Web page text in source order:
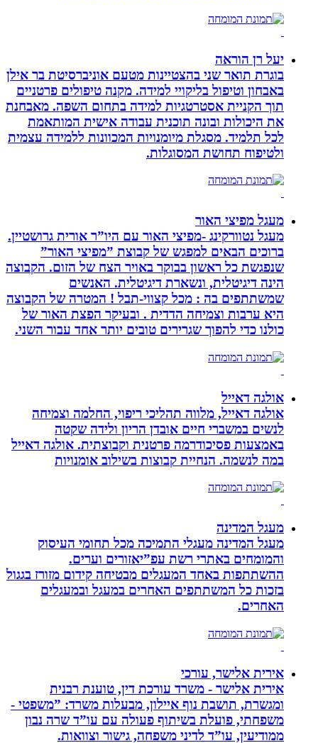
יעל רן הוראה
בוגרת תואר שני בהצטיינות מטעם אוניברסיטת בר אילן
באבחון וטיפול בליקויי למידה. מקנה טיפולים פרטניים
תוך הקניית אסטרטגיות למידה בתחום השפה. מאבחנת
את היכולות ובונה תוכנית עבודה אישית המותאמת
לכל תלמיד. מסגלת מיומנויות המכוונות ללמידה עצמית
ולטיפוח תחושת המסוגלות.
מעגל מפיצי האור
מעגל נטוורקינג -מפיצי האור עם היו”ר אורית גרושטיין.
ברוכים הבאים למפגש של קבוצת ”מפיצי האור”
שנפגשת כל ראשון בבוקר באויר הצח של הזום. הקבוצה
הינה דיגיטלית, ונשארת דיגיטלית. האנשים
שמשתתפים בה : מכל קצווי-תבל ! המטרה של הקבוצה
היא ערבות וצמיחה הדדית . ובעיקר הפצת האור של
כולנו כדי להפוך שגרירים טובים יותר אחד עבור השני.
אולגה דאייל
אולגה דאייל, מלווה תהליכי ריפוי, החלמה וצמיחה
לנשים במשברי חיים אובדן הריון ולידה שקטה
באמצעות פסיכודרמה פרטנית וקבוצתית. אולגה דאייל
במה לנשמה. ‏הנחיית קבוצות בשילוב אומנויות‏
מעגל המדינה
מעגל המדינה מעגלי התמיכה מכל תחומי העיסוק
והמומחים באתרי רשת עפ”יאזורים וערים.
ההשתתפות באחד המעגלים מבטיחה קידום מזורז בגגול
בזכות כל המשתתפים האחרים במעגל ובמעגלים
האחרים.
אירית אלישר, עורכי
אירית אלישר - משרד עורכת דין, טוענת רבנית
ומגשרת, תושבת נוף איילון, מבעלות משרד: ”משפטי -
משפחתי, פועלת בשיתוף פעולה עם עו”ד שרה נבון
ממודיעין, עו”ד לדיני משפחה, גישור וצוואות.